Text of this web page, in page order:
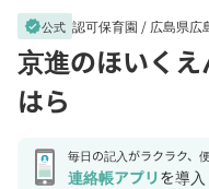
verified公式 認可保育園 / 広島県広
京進のほいく
はら
毎日の記入がラクラク、
連絡帳アプリを導